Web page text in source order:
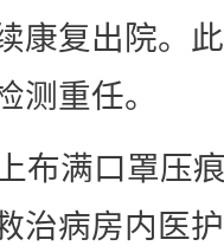
康复出院。
测重任。
布满口罩压
病房内医